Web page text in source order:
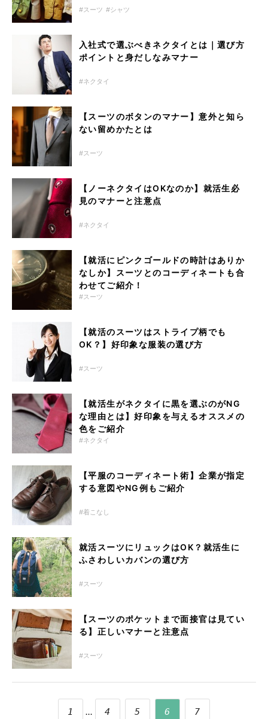
スーツ シャツ
入社式で選ぶべきネクタイとは｜選び方
ポイントと身だしなみマナー
ネクタイ
【スーツのボタンのマナー】意外と知ら
ない留めかたとは
スーツ
【ノーネクタイはOKなのか】就活生必
見のマナーと注意点
ネクタイ
【就活にピンクゴールドの時計はありか
なしか】スーツとのコーディネートも合
わせてご紹介！
スーツ
【就活のスーツはストライプ柄でも
OK？】好印象な服装の選び方
スーツ
【就活生がネクタイに黒を選ぶのがNG
な理由とは】好印象を与えるオススメの
色をご紹介
ネクタイ
【平服のコーディネート術】企業が指定
する意図やNG例もご紹介
着こなし
就活スーツにリュックはOK？就活生に
ふさわしいカバンの選び方
スーツ
【スーツのポケットまで面接官は見てい
る】正しいマナーと注意点
スーツ
1 ... 4 5 6 7